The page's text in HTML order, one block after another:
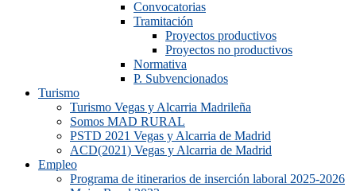
Convocatorias
Tramitación
Proyectos productivos
Proyectos no productivos
Normativa
P. Subvencionados
Turismo
Turismo Vegas y Alcarria Madrileña
Somos MAD RURAL
PSTD 2021 Vegas y Alcarria de Madrid
ACD(2021) Vegas y Alcarria de Madrid
Empleo
Programa de itinerarios de inserción laboral 2025-2026